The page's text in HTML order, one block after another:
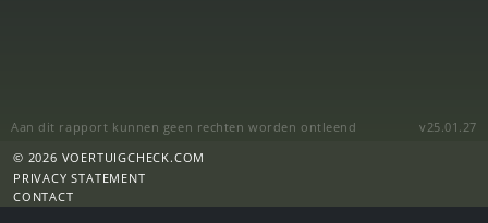
Aan dit rapport kunnen geen rechten worden ontleend
v25.01.27
© 2026 VOERTUIGCHECK.COM
PRIVACY STATEMENT
CONTACT